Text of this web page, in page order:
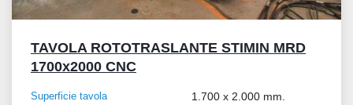
TAVOLA ROTOTRASLANTE STIMIN MRD
1700x2000 CNC
Superficie tavola 1.700 x 2.000 mm.